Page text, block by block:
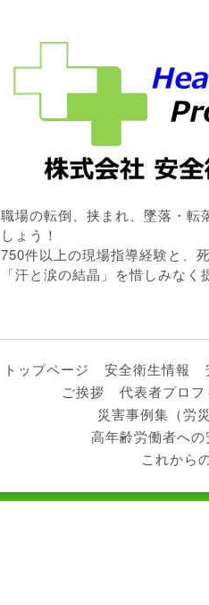
職場の転倒、挟まれ、墜落・転
しょう！
750件以上の現場指導経験と、
「汗と涙の結晶」を惜しみな
トップページ 安全衛生情報
ご挨拶
代表者プロフ
災害事例集（労
高年齢労働者へ
これから